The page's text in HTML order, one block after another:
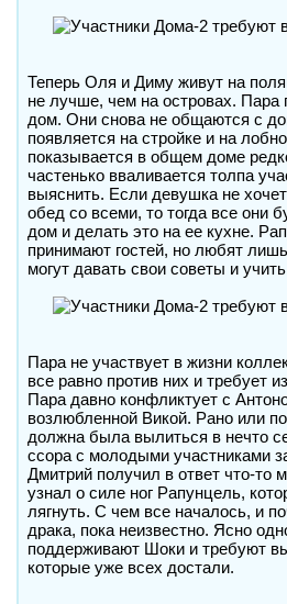
Теперь Оля и Диму живут на
не лучше, чем на островах.
дом. Они снова не общаются с
появляется на стройке и на
показывается в общем доме
частенько вваливается толпа
выяснить. Если девушка не
обед со всеми, то тогда все они
дом и делать это на ее кухне.
принимают гостей, но любят
могут давать свои советы и
Пара не участвует в жизни
все равно против них и требует
Пара давно конфликтует с
возлюбленной Викой. Рано или
должна была вылиться в нечто
ссора с молодыми участниками
Дмитрий получил в ответ что-то
узнал о силе ног Рапунцель,
лягнуть. С чем все началось, и
драка, пока неизвестно. Ясно
поддерживают Шоки и требуют
которые уже всех достали.